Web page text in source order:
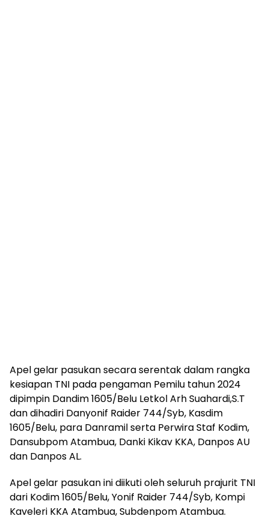
Apel gelar pasukan secara serentak dalam rangka
kesiapan TNI pada pengaman Pemilu tahun 2024
dipimpin Dandim 1605/Belu Letkol Arh Suahardi,S.T
dan dihadiri Danyonif Raider 744/Syb, Kasdim
1605/Belu, para Danramil serta Perwira Staf Kodim,
Dansubpom Atambua, Danki Kikav KKA, Danpos AU
dan Danpos AL.
Apel gelar pasukan ini diikuti oleh seluruh prajurit TNI
dari Kodim 1605/Belu, Yonif Raider 744/Syb, Kompi
Kaveleri KKA Atambua, Subdenpom Atambua.